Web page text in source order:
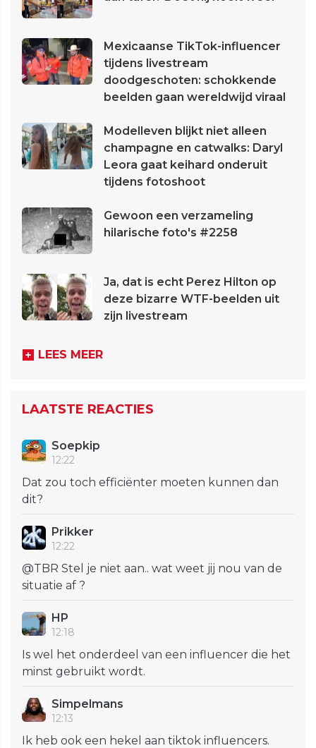
Mexicaanse TikTok-influencer
tijdens livestream
doodgeschoten: schokkende
beelden gaan wereldwijd viraal
Modelleven blijkt niet alleen
champagne en catwalks: Daryl
Leora gaat keihard onderuit
tijdens fotoshoot
Gewoon een verzameling
hilarische foto's #2258
Ja, dat is echt Perez Hilton op
deze bizarre WTF-beelden uit
zijn livestream
LEES MEER
LAATSTE REACTIES
Soepkip
12:22
Dat zou toch efficiënter moeten kunnen dan
dit?
Prikker
12:22
@TBR Stel je niet aan.. wat weet jij nou van de
situatie af ?
HP
12:18
Is wel het onderdeel van een influencer die het
minst gebruikt wordt.
Simpelmans
12:13
Ik heb ook een hekel aan tiktok influencers.